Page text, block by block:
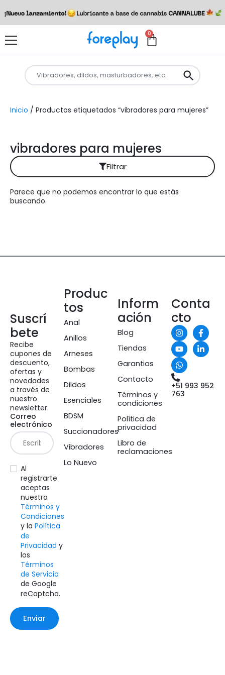
0
Inicio / Productos etiquetados “vibradores para mujeres”
vibradores para mujeres
Filtrar
Reiniciar filtros
Parece que no podemos encontrar lo que estás
buscando.
Suscrí
bete
Recibe
cupones de
descuento,
ofertas y
novedades
a través de
nuestro
newsletter.
Correo
electrónico
Al
registrarte
aceptas
nuestra
Términos y
Condiciones
y la Política
de
Privacidad y
los
Términos
de Servicio
de Google
reCaptcha.
Enviar
Produc
tos
Anal
Anillos
Arneses
Bombas
Dildos
Esenciales
BDSM
Succionadores
Vibradores
Lo Nuevo
Inform
ación
Blog
Tiendas
Garantias
Contacto
Términos y
condiciones
Política de
privacidad
Libro de
reclamaciones
Conta
cto
+51 993 952
763